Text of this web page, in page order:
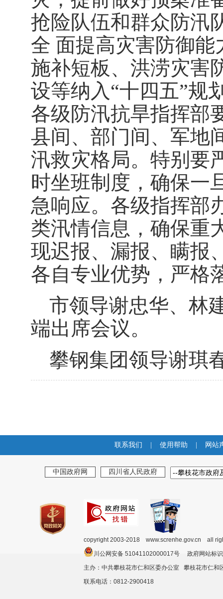
抢险队伍和群众防汛
全 面提高灾害防御能
施补短板、洪涝灾害
设等纳入“十四五”规
各级防汛抗旱指挥部
县间、部门间、军地
汛救灾格局。特别要
时坐班制度，确保一
急响应。各级指挥部
类汛情信息，确保重
现迟报、漏报、瞒报
各自专业优势，严格
市领导谢忠华、林
端出席会议。
攀钢集团领导谢琪
联系我们 使用帮助 网站
中国政府网 四川省人民政府
copyright 2003-2018 www.screnhe.gov.cn all
川公网安备 51041102000017号 政府网站
主办：中共攀枝花市仁和区委办公室 攀枝花市仁
联系电话：0812-2900418